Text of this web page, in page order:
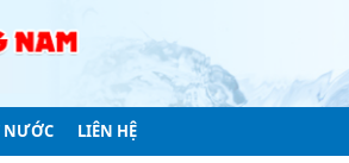
NƯỚC LIÊN HỆ